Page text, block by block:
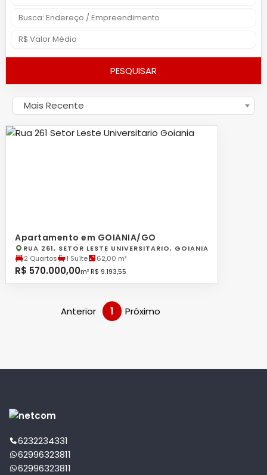
PESQUISAR
Mais Recente
Apartamento em GOIANIA/GO
RUA 261, SETOR LESTE UNIVERSITARIO, GOIANIA
2 Quartos
1 Suíte 62,00 m²
R$ 570.000,00m² R$ 9.193,55
Anterior 1 Próximo
6232234331
62996323811
62996323811